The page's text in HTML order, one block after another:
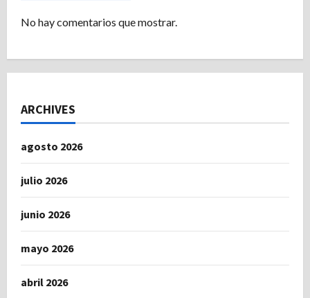
No hay comentarios que mostrar.
ARCHIVES
agosto 2026
julio 2026
junio 2026
mayo 2026
abril 2026